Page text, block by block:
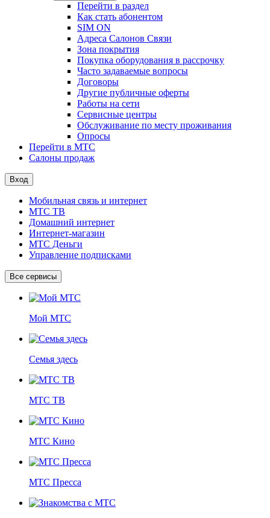
Перейти в раздел
Как стать абонентом
SIM ON
Адреса Салонов Связи
Зона покрытия
Покупка оборудования в рассрочку
Часто задаваемые вопросы
Договоры
Другие публичные оферты
Работы на сети
Сервисные центры
Обслуживание по месту проживания
Опросы
Перейти в МТС
Салоны продаж
Вход
Мобильная связь и интернет
МТС ТВ
Домашний интернет
Интернет-магазин
МТС Деньги
Управление подписками
Все сервисы
Мой МТС
Семья здесь
МТС ТВ
МТС Кино
МТС Пресса